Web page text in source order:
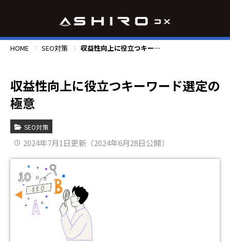
HOME SEO対策 収益性向上に役立つキーワード選定の極意
収益性向上に役立つキーワード選定の
極意
SEO対策
2024年7月1日更新（2024年6月28日公開）